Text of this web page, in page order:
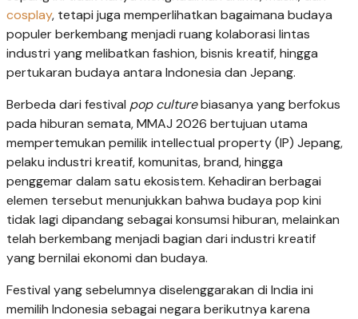
cosplay, tetapi juga memperlihatkan bagaimana budaya
populer berkembang menjadi ruang kolaborasi lintas
industri yang melibatkan fashion, bisnis kreatif, hingga
pertukaran budaya antara Indonesia dan Jepang.
Berbeda dari festival pop culturebiasanya yang berfokus
pada hiburan semata, MMAJ 2026 bertujuan utama
mempertemukan pemilik intellectual property (IP) Jepang,
pelaku industri kreatif, komunitas, brand, hingga
penggemar dalam satu ekosistem. Kehadiran berbagai
elemen tersebut menunjukkan bahwa budaya pop kini
tidak lagi dipandang sebagai konsumsi hiburan, melainkan
telah berkembang menjadi bagian dari industri kreatif
yang bernilai ekonomi dan budaya.
Festival yang sebelumnya diselenggarakan di India ini
memilih Indonesia sebagai negara berikutnya karena